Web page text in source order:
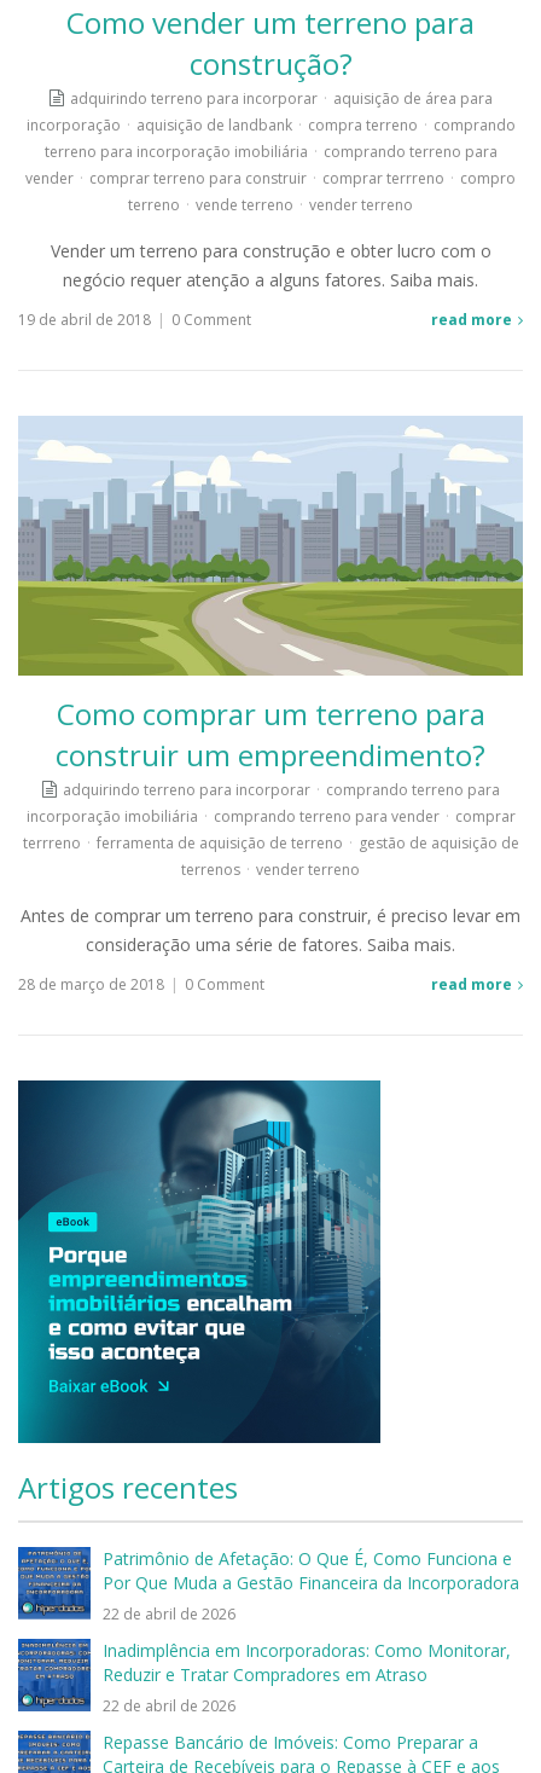
Como vender um terreno para
construção?
adquirindo terreno para incorporar · aquisição de área para
incorporação · aquisição de landbank · compra terreno · comprando
terreno para incorporação imobiliária · comprando terreno para
vender · comprar terreno para construir · comprar terrreno · compro
terreno · vende terreno · vender terreno
Vender um terreno para construção e obter lucro com o
negócio requer atenção a alguns fatores. Saiba mais.
19 de abril de 2018 | 0 Comment read more
Como comprar um terreno para
construir um empreendimento?
adquirindo terreno para incorporar · comprando terreno para
incorporação imobiliária · comprando terreno para vender · comprar
terrreno · ferramenta de aquisição de terreno · gestão de aquisição de
terrenos · vender terreno
Antes de comprar um terreno para construir, é preciso levar em
consideração uma série de fatores. Saiba mais.
28 de março de 2018 | 0 Comment read more
Artigos recentes
Patrimônio de Afetação: O Que É, Como Funciona e
Por Que Muda a Gestão Financeira da Incorporadora
22 de abril de 2026
Inadimplência em Incorporadoras: Como Monitorar,
Reduzir e Tratar Compradores em Atraso
22 de abril de 2026
Repasse Bancário de Imóveis: Como Preparar a
Carteira de Recebíveis para o Repasse à CEF e aos